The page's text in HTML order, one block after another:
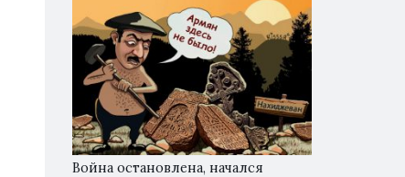
Война остановлена, начался